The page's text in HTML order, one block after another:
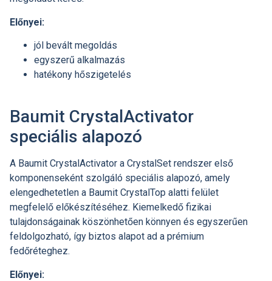
Előnyei:
jól bevált megoldás
egyszerű alkalmazás
hatékony hőszigetelés
Baumit CrystalActivator
speciális alapozó
A Baumit CrystalActivator a CrystalSet rendszer első
komponenseként szolgáló speciális alapozó, amely
elengedhetetlen a Baumit CrystalTop alatti felület
megfelelő előkészítéséhez. Kiemelkedő fizikai
tulajdonságainak köszönhetően könnyen és egyszerűen
feldolgozható, így biztos alapot ad a prémium
fedőréteghez.
Előnyei: